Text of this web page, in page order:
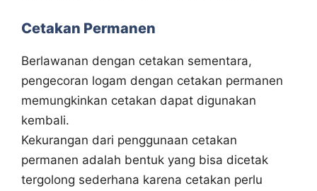
Cetakan Permanen
Berlawanan dengan cetakan sementara,
pengecoran logam dengan cetakan permanen
memungkinkan cetakan dapat digunakan
kembali.
Kekurangan dari penggunaan cetakan
permanen adalah bentuk yang bisa dicetak
tergolong sederhana karena cetakan perlu